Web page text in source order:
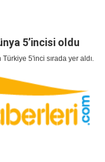
5’incisi oldu
5'inci sırada yer aldı.